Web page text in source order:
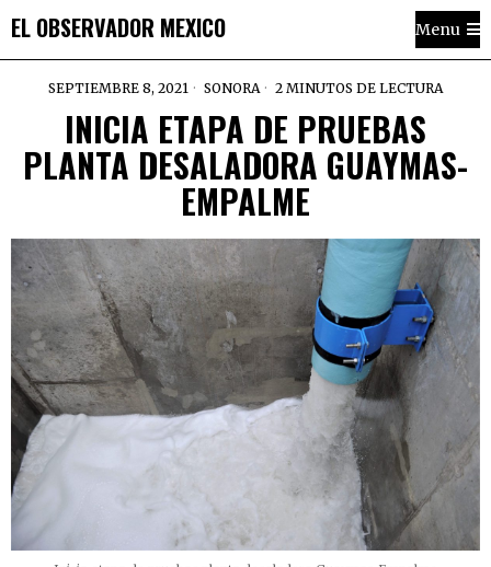
EL OBSERVADOR MEXICO Menu
SEPTIEMBRE 8, 2021 SONORA 2 MINUTOS DE LECTURA
INICIA ETAPA DE PRUEBAS
PLANTA DESALADORA GUAYMAS-
EMPALME